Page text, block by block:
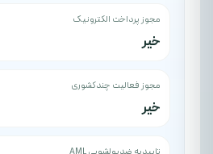
مجوز پرداخت الکترونیک
خیر
مجوز فعالیت چندکشوری
خیر